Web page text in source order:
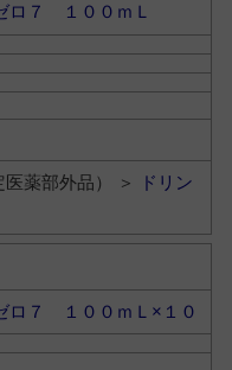
ロ７ １００ｍＬ
薬部外品） ＞
ドリン
ロ７ １００ｍＬ×１０